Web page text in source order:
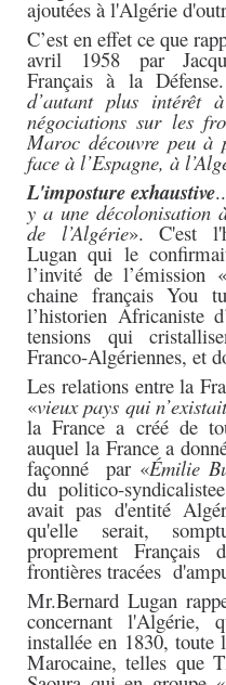
ajoutées à l'Algérie
C’est en effet ce que
avril 1958 par
Français à la
d’autant plus intérêt
négociations sur les
Maroc découvre peu à
face à l’Espagne, à
L'imposture exhaustive
y a une décolonisation
de l’Algérie». C'est
Lugan qui le
l’invité de l’émission «
chaine français You
l’historien Africaniste
tensions qui
Franco-Algériennes, et
Les relations entre la
«vieux pays qui
la France a créé de
auquel la France a
façonné par «Émilie
du politico-
avait pas d'entité
qu'elle serait,
proprement Français
frontières tracées
Mr.Bernard Lugan
concernant l'Algérie,
installée en 1830, toute
Marocaine, telles que